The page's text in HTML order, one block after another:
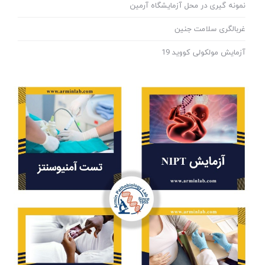
نمونه گیری در محل آزمایشگاه آرمین
غربالگری سلامت جنین
آزمایش مولکولی کووید 19